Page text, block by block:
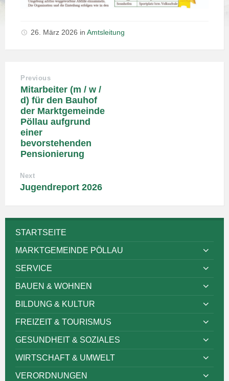
26. März 2026 in Amtsleitung
Previous
Mitarbeiter (m / w /
d) für den Bauhof
der Marktgemeinde
Pöllau aufgrund
einer
bevorstehenden
Pensionierung
Next
Jugendreport 2026
STARTSEITE
MARKTGEMEINDE PÖLLAU
SERVICE
BAUEN & WOHNEN
BILDUNG & KULTUR
FREIZEIT & TOURISMUS
GESUNDHEIT & SOZIALES
WIRTSCHAFT & UMWELT
VERORDNUNGEN